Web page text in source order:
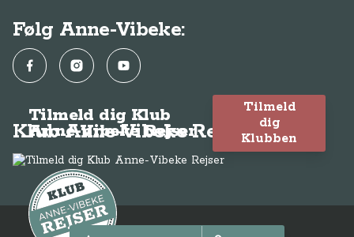
Følg Anne-Vibeke:
FacebookInstagramYouTube
Klub Anne-Vibeke Rejser
Tilmeld dig Klub
Anne-Vibeke Rejser
Tilmeld
dig
Klubben
© Anne-Vibeke Rejser 2026